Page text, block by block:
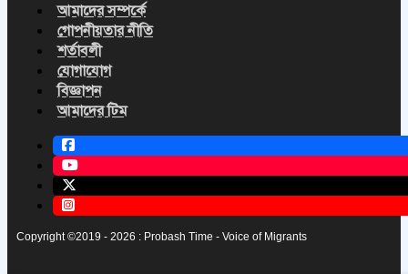
আমাদের সম্পর্কে
গোপনীয়তার নীতি
শর্তাবলী
যোগাযোগ
বিজ্ঞাপন
আমাদের টিম
Copyright ©2019 - 2026 : Probash Time - Voice of Migrants